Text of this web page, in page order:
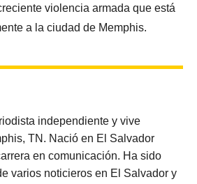
violencia armada que está
a la ciudad de Memphis.
independiente y vive
TN. Nació en El Salvador
en comunicación. Ha sido
varios noticieros en El Salvador y